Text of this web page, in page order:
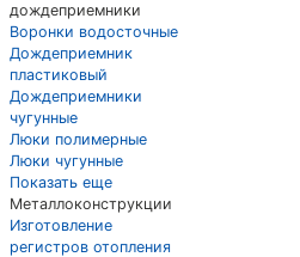
дождеприемники
Воронки водосточные
Дождеприемник
пластиковый
Дождеприемники
чугунные
Люки полимерные
Люки чугунные
Показать еще
Металлоконструкции
Изготовление
регистров отопления